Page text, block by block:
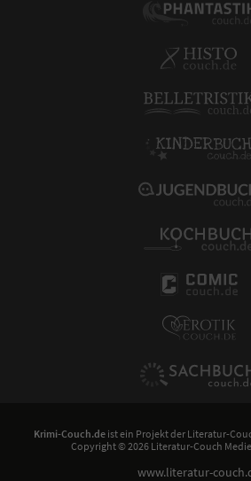
Krimi-Couch.de ist ein Projekt der Literatur-
Copyright © 2026 Literatur-Couch
www.literatur-